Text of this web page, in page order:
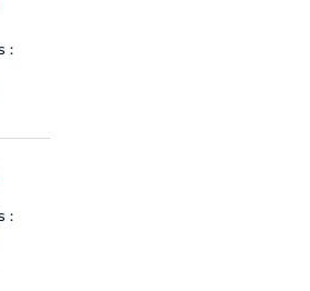
:
: